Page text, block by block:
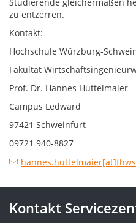
zu entzerren.
Kontakt:
Hochschule Würzburg-
Fakultät
Prof. Dr. Hannes Huttelmaier
Campus Ledward
97421 Schweinfurt
09721 940-8827
Kontakt